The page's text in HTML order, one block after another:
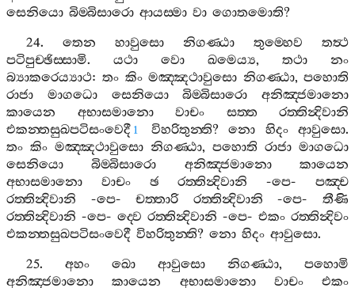
සෙනියො බිම‍්බිසාරො ආයස‍්මා වා ගොතමොති?
24. තෙන හාවුසො නිගණ‍්ඨා තුම‍්හෙව
තත්‍ථ
පටිපුච‍්ඡිස‍්සාමි. යථා වො ඛමෙය්‍ය, තථා
නං
බ්‍යාකරෙය්‍යාථ:තං කිං මඤ‍්ඤථාවුසො නිගණ‍්ඨා,පහොති
රාජා
මාගධො සෙනියො බිම‍්බිසාරො
අනිඤ‍්ජමානො
කායෙන
අභාසමානො වාචං සත‍්ත
රත‍්තින්‍දිවානි
එකන‍්තසුඛපටිසංවෙදී 1 විහරිතුන‍්ති? නො හිදං ආවුසො.
තං කිං මඤ‍්ඤථාවුසො නිගණ‍්ඨා, පහොති රාජා මාගධො
සෙනියො
බිම‍්බිසාරො අනිඤ‍්ජමානො
කායෙන
අභාසමානො
වාචං ඡ රත‍්තින්‍දිවානි -පෙ-පඤ‍්ච
රත‍්තින්‍දිවානි -පෙ-චත‍්තාරි රත‍්තින්‍දිවානි -පෙ-තීණි
රත‍්තින්‍දිවානි -පෙ- ද‍්වෙ රත‍්තින්‍දිවානි -පෙ- එකං රත‍්තින්‍දිවං
එකන‍්තසුඛපටිසංවෙදී විහරිතුන‍්ති? නො හිදං ආවුසො.
25. අහං ඛො ආවුසො නිගණ‍්ඨා,පහොමි
අනිඤ‍්ජමානො
කායෙන අභාසමානො වාචං
එකං